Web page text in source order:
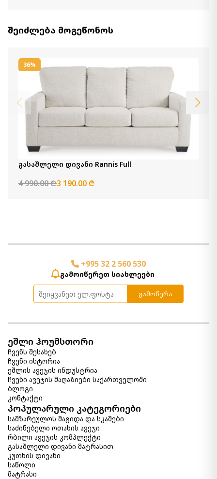
შეიძლება მოგეწონოს
36%
გასაშლელი დივანი Rannis Full
4 990.00 ₾3 190.00 ₾
+995 32 2 560 530
გამოიწერეთ სიახლეები
გამოწერა
ეშლი ჰოუმსთორი
ჩვენს შესახებ
ჩვენი ისტორია
ეშლის ავეჯის ინდუსტრია
ჩვენი ავეჯის მაღაზიები საქართველოში
ბლოგი
კონტაქტი
პოპულარული კატეგორიები
სამზარეულოს მაგიდა და სკამები
საძინებელი ოთახის ავეჯი
რბილი ავეჯის კომპლექტი
გასაშლელი დივანი მატრასით
კუთხის დივანი
საწოლი
მატრასი